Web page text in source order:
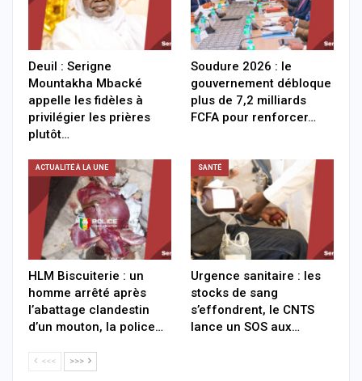
Deuil : Serigne
Mountakha Mbacké
appelle les fidèles à
privilégier les prières
plutôt…
Soudure 2026 : le
gouvernement débloque
plus de 7,2 milliards
FCFA pour renforcer…
ACTUALITÉ À LA UNE
HLM Biscuiterie : un
homme arrêté après
l’abattage clandestin
d’un mouton, la police…
SANTÉ
Urgence sanitaire : les
stocks de sang
s’effondrent, le CNTS
lance un SOS aux…
<<< >>>